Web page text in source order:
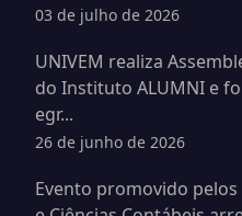
03 de julho de 2026
UNIVEM realiza
do Instituto ALUMNI e
egr...
26 de junho de 2026
Evento promovido